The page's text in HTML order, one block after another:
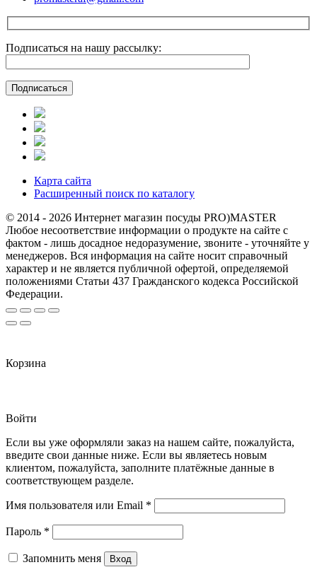
Подписаться на нашу рассылку:
Карта сайта
Расширенный поиск по каталогу
© 2014 - 2026 Интернет магазин посуды PRO)MASTER
Любое несоответствие информации о продукте на сайте с
фактом - лишь досадное недоразумение, звоните - уточняйте у
менеджеров. Вся информация на сайте носит справочный
характер и не является публичной офертой, определяемой
положениями Статьи 437 Гражданского кодекса Российской
Федерации.
Корзина
Войти
Если вы уже оформляли заказ на нашем сайте, пожалуйста,
введите свои данные ниже. Если вы являетесь новым
клиентом, пожалуйста, заполните платёжные данные в
соответствующем разделе.
Имя пользователя или Email *
Пароль *
Запомнить меня Вход